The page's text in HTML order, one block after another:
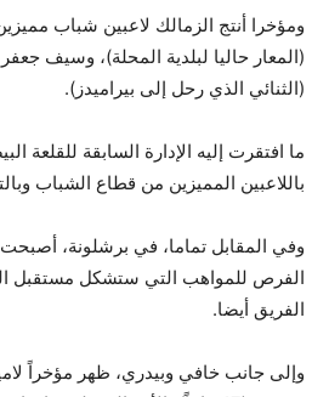
ومؤخرا أنتج الزمالك لاعبين شباب
(المعار حاليا لبلدية المحلة)، وسيف
(الثنائي الذي رحل إلى بيراميدز).
ما افتقرت إليه الإدارة السابقة للقلعة
باللاعبين المميزين من قطاع الشباب
وفي المقابل تماما، في برشلونة،
الفرص للمواهب التي ستشكل مستقبل
الفريق أيضا.